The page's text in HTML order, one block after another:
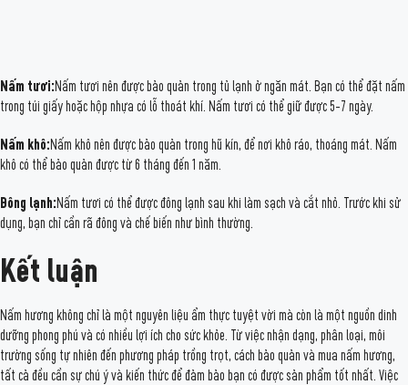
Nấm tươi:Nấm tươi nên được bảo quản trong tủ lạnh ở ngăn mát. Bạn có thể đặt nấm
trong túi giấy hoặc hộp nhựa có lỗ thoát khí. Nấm tươi có thể giữ được 5-7 ngày.
Nấm khô:Nấm khô nên được bảo quản trong hũ kín, để nơi khô ráo, thoáng mát. Nấm
khô có thể bảo quản được từ 6 tháng đến 1 năm.
Đông lạnh:Nấm tươi có thể được đông lạnh sau khi làm sạch và cắt nhỏ. Trước khi sử
dụng, bạn chỉ cần rã đông và chế biến như bình thường.
Kết luận
Nấm hương không chỉ là một nguyên liệu ẩm thực tuyệt vời mà còn là một nguồn dinh
dưỡng phong phú và có nhiều lợi ích cho sức khỏe. Từ việc nhận dạng, phân loại, môi
trường sống tự nhiên đến phương pháp trồng trọt, cách bảo quản và mua nấm hương,
tất cả đều cần sự chú ý và kiến thức để đảm bảo bạn có được sản phẩm tốt nhất. Việc